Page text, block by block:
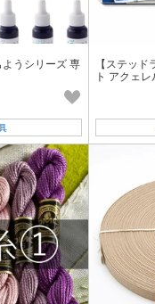
ようシリーズ 専
【ステッ
ト アクェ